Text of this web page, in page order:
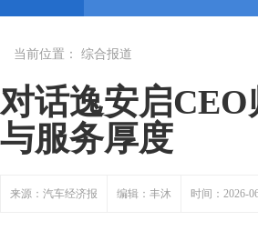
当前位置： 综合报道
对话逸安启
与服务厚度
来源：汽车经济报 编辑：丰沐 时间：2026-